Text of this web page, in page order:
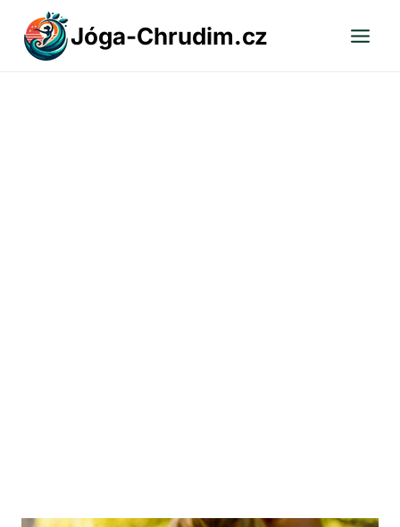
Přeskočit
obsah
Jóga-Chrudim.cz